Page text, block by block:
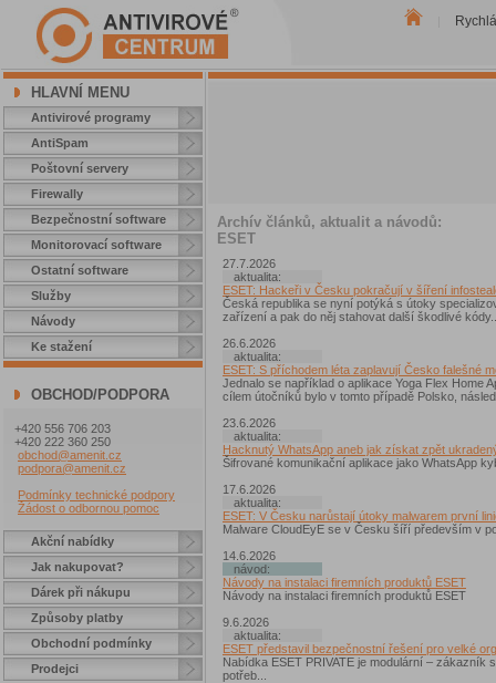
HLAVNÍ MENU
Antivirové programy
AntiSpam
Poštovní servery
Firewally
Bezpečnostní software
Monitorovací software
Ostatní software
Služby
Návody
Ke stažení
OBCHOD/PODPORA
+420 556 706 203
+420 222 360 250
obchod@amenit.cz
podpora@amenit.cz
Podmínky technické podpory
Žádost o odbornou pomoc
Akční nabídky
Jak nakupovat?
Dárek při nákupu
Způsoby platby
Obchodní podmínky
Prodejci
Archív článků, aktualit a návodů:
ESET
27.7.2026
aktualita:
ESET: Hackeři v Česku pokračují v šíření
Česká republika se nyní potýká s útoky
zařízení a pak do něj stahovat další škodlivé
26.6.2026
aktualita:
ESET: S příchodem léta zaplavují Česko falešné
Jednalo se například o aplikace Yoga Flex Home
cílem útočníků bylo v tomto případě Polsko,
23.6.2026
aktualita:
Hacknutý WhatsApp aneb jak získat zpět
Šifrované komunikační aplikace jako WhatsApp
17.6.2026
aktualita:
ESET: V Česku narůstají útoky malwarem první
Malware CloudEyE se v Česku šíří především v
14.6.2026
návod:
Návody na instalaci firemních produktů ESET
Návody na instalaci firemních produktů ESET
9.6.2026
aktualita:
ESET představil bezpečnostní řešení pro velké
Nabídka ESET PRIVATE je modulární –
potřeb...